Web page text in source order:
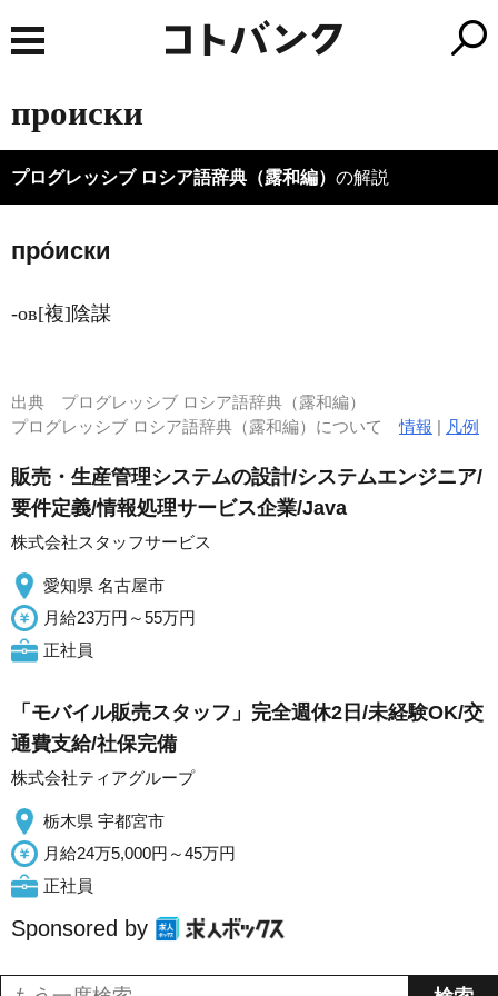
происки
プログレッシブ ロシア語辞典（露和編） の解説
про́иски
-ов[複]陰謀
出典 プログレッシブ ロシア語辞典（露和編）
プログレッシブ ロシア語辞典（露和編）について情報 | 凡例
販売・生産管理システムの設計/システムエンジニア/
要件定義/情報処理サービス企業/Java
株式会社スタッフサービス
愛知県 名古屋市
月給23万円～55万円
正社員
「モバイル販売スタッフ」完全週休2日/未経験OK/交
通費支給/社保完備
株式会社ティアグループ
栃木県 宇都宮市
月給24万5,000円～45万円
正社員
Sponsored by